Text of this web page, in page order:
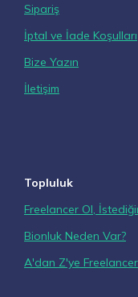
Sipariş
İptal ve İade Koşulları
Bize Yazın
İletişim
Topluluk
Freelancer Ol,
Bionluk Neden Var?
A'dan Z'ye